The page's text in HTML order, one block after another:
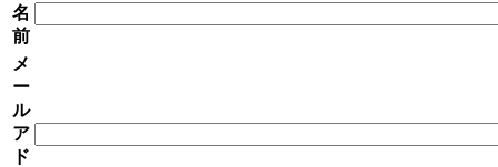
名
前
メ
ー
ル
ア
ド